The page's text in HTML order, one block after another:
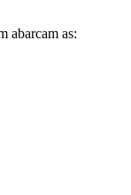
abarcam as: